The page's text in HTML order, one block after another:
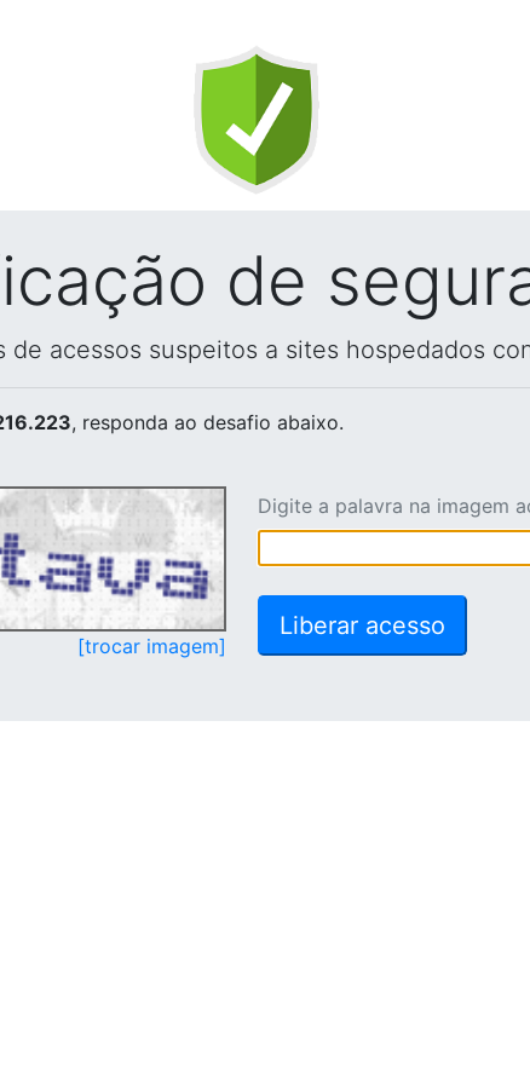
de
acessos suspeitos a sites hospedados
, responda ao desafio abaixo.
[trocar imagem]
Digite a palavra na imagem